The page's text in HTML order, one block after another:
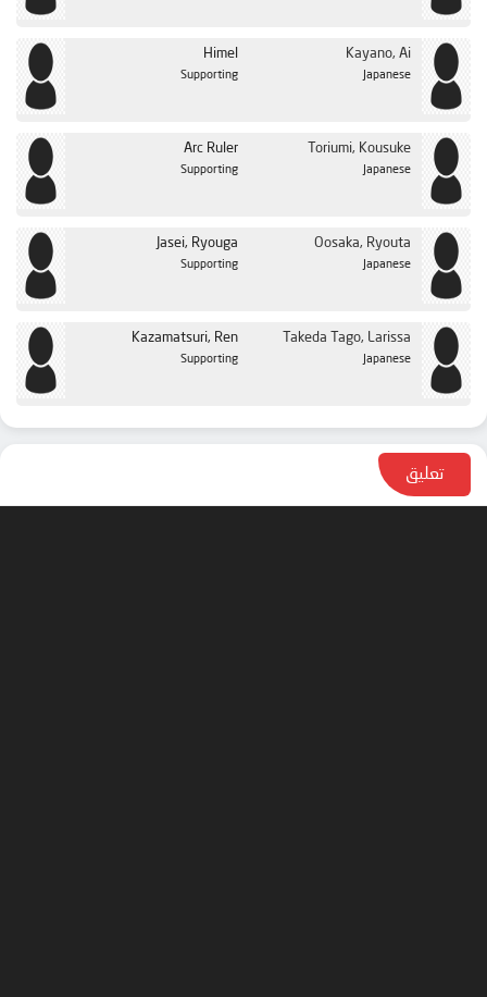
Himel
Supporting
Kayano, Ai
Japanese
Arc Ruler
Supporting
Toriumi, Kousuke
Japanese
Jasei, Ryouga
Supporting
Oosaka, Ryouta
Japanese
Kazamatsuri, Ren
Supporting
Takeda Tago, Larissa
Japanese
تعليق